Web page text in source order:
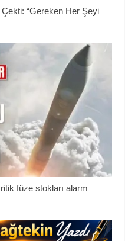
“Gereken Her Şeyi
füze stokları alarm